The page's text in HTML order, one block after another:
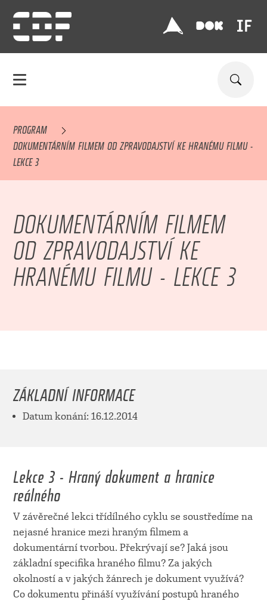
PROGRAM
DOKUMENTÁRNÍM FILMEM OD ZPRAVODAJSTVÍ KE HRANÉMU FILMU -
LEKCE 3
DOKUMENTÁRNÍM FILMEM
OD ZPRAVODAJSTVÍ KE
HRANÉMU FILMU - LEKCE 3
ZÁKLADNÍ INFORMACE
Datum konání: 16.12.2014
Lekce 3 - Hraný dokument a hranice
reálného
V závěrečné lekci třídílného cyklu se soustředíme na
nejasné hranice mezi hraným filmem a
dokumentární tvorbou. Překrývají se? Jaká jsou
základní specifika hraného filmu? Za jakých
okolností a v jakých žánrech je dokument využívá?
Co dokumentu přináší využívání postupů hraného